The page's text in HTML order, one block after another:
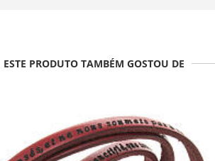
PRODUTO TAMBÉM GOSTOU DE